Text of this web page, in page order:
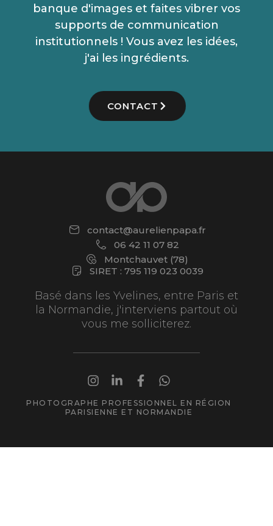
banque d'images et faites vibrer vos
supports de communication
institutionnels ! Vous avez les idées,
j'ai les ingrédients.
CONTACT
contact@aurelienpapa.fr
06 42 11 07 82
Montchauvet (78)
SIRET : 795 119 023 0039
Basé dans les Yvelines, entre Paris et
la Normandie, j'interviens partout où
vous me solliciterez.
PHOTOGRAPHE PROFESSIONNEL EN RÉGION
PARISIENNE ET NORMANDIE